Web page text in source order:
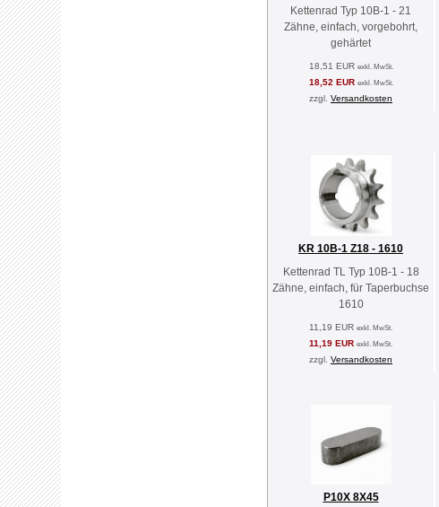
Kettenrad Typ 10B-1 - 21
Zähne, einfach, vorgebohrt,
gehärtet
18,51 EUR exkl. MwSt.
18,52 EUR exkl. MwSt.
zzgl. Versandkosten
KR 10B-1 Z18 - 1610
Kettenrad TL Typ 10B-1 - 18
Zähne, einfach, für Taperbuchse
1610
11,19 EUR exkl. MwSt.
11,19 EUR exkl. MwSt.
zzgl. Versandkosten
P10X 8X45